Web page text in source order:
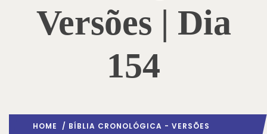
Versões | Dia
154
HOME / BÍBLIA CRONOLÓGICA - VERSÕES